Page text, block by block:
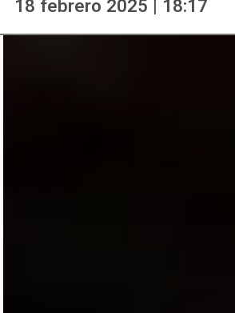
18 febrero 2025 | 18:17